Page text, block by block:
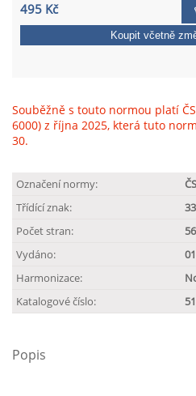
495 Kč
Koupit včetně
Souběžně s touto normou platí
6000) z října 2025, která tuto
30.
Označení normy:
Třídící znak:
Počet stran:
56
Vydáno:
Harmonizace:
Katalogové číslo:
Popis